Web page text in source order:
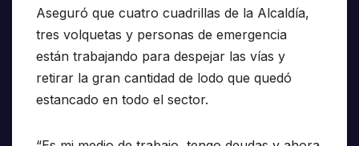
Aseguró que cuatro cuadrillas de la Alcaldía,
tres volquetas y personas de emergencia
están trabajando para despejar las vías y
retirar la gran cantidad de lodo que quedó
estancado en todo el sector.